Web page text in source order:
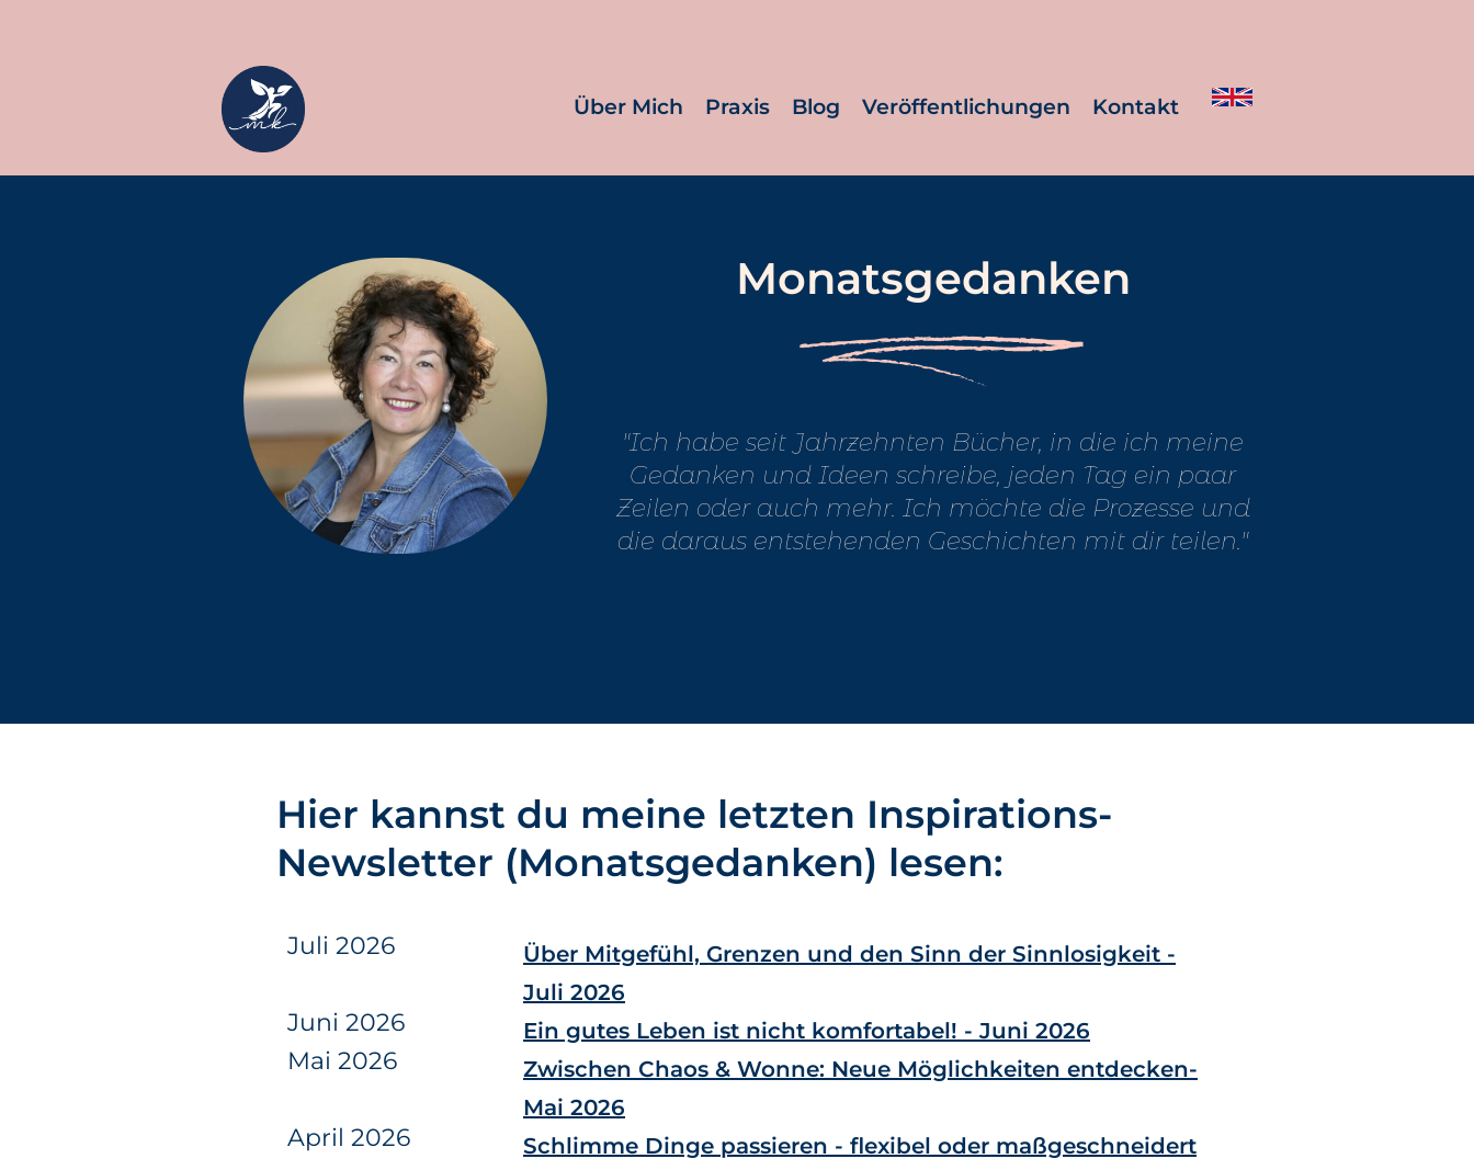
Über Mich Praxis Blog Veröffentlichungen Kontakt
Monatsgedanken
"Ich habe seit Jahrzehnten Bücher, in die ich meine
Gedanken und Ideen schreibe, jeden Tag ein paar
Zeilen oder auch mehr. Ich möchte die Prozesse und
die daraus entstehenden Geschichten mit dir teilen."
Hier kannst du meine letzten Inspirations-
Newsletter (Monatsgedanken) lesen:
Juli 2026
Über Mitgefühl, Grenzen und den Sinn der Sinnlosigkeit -
Juli 2026
Juni 2026 Ein gutes Leben ist nicht komfortabel! - Juni 2026
Mai 2026
Zwischen Chaos & Wonne: Neue Möglichkeiten entdecken-
Mai 2026
April 2026
Schlimme Dinge passieren - flexibel oder maßgeschneidert